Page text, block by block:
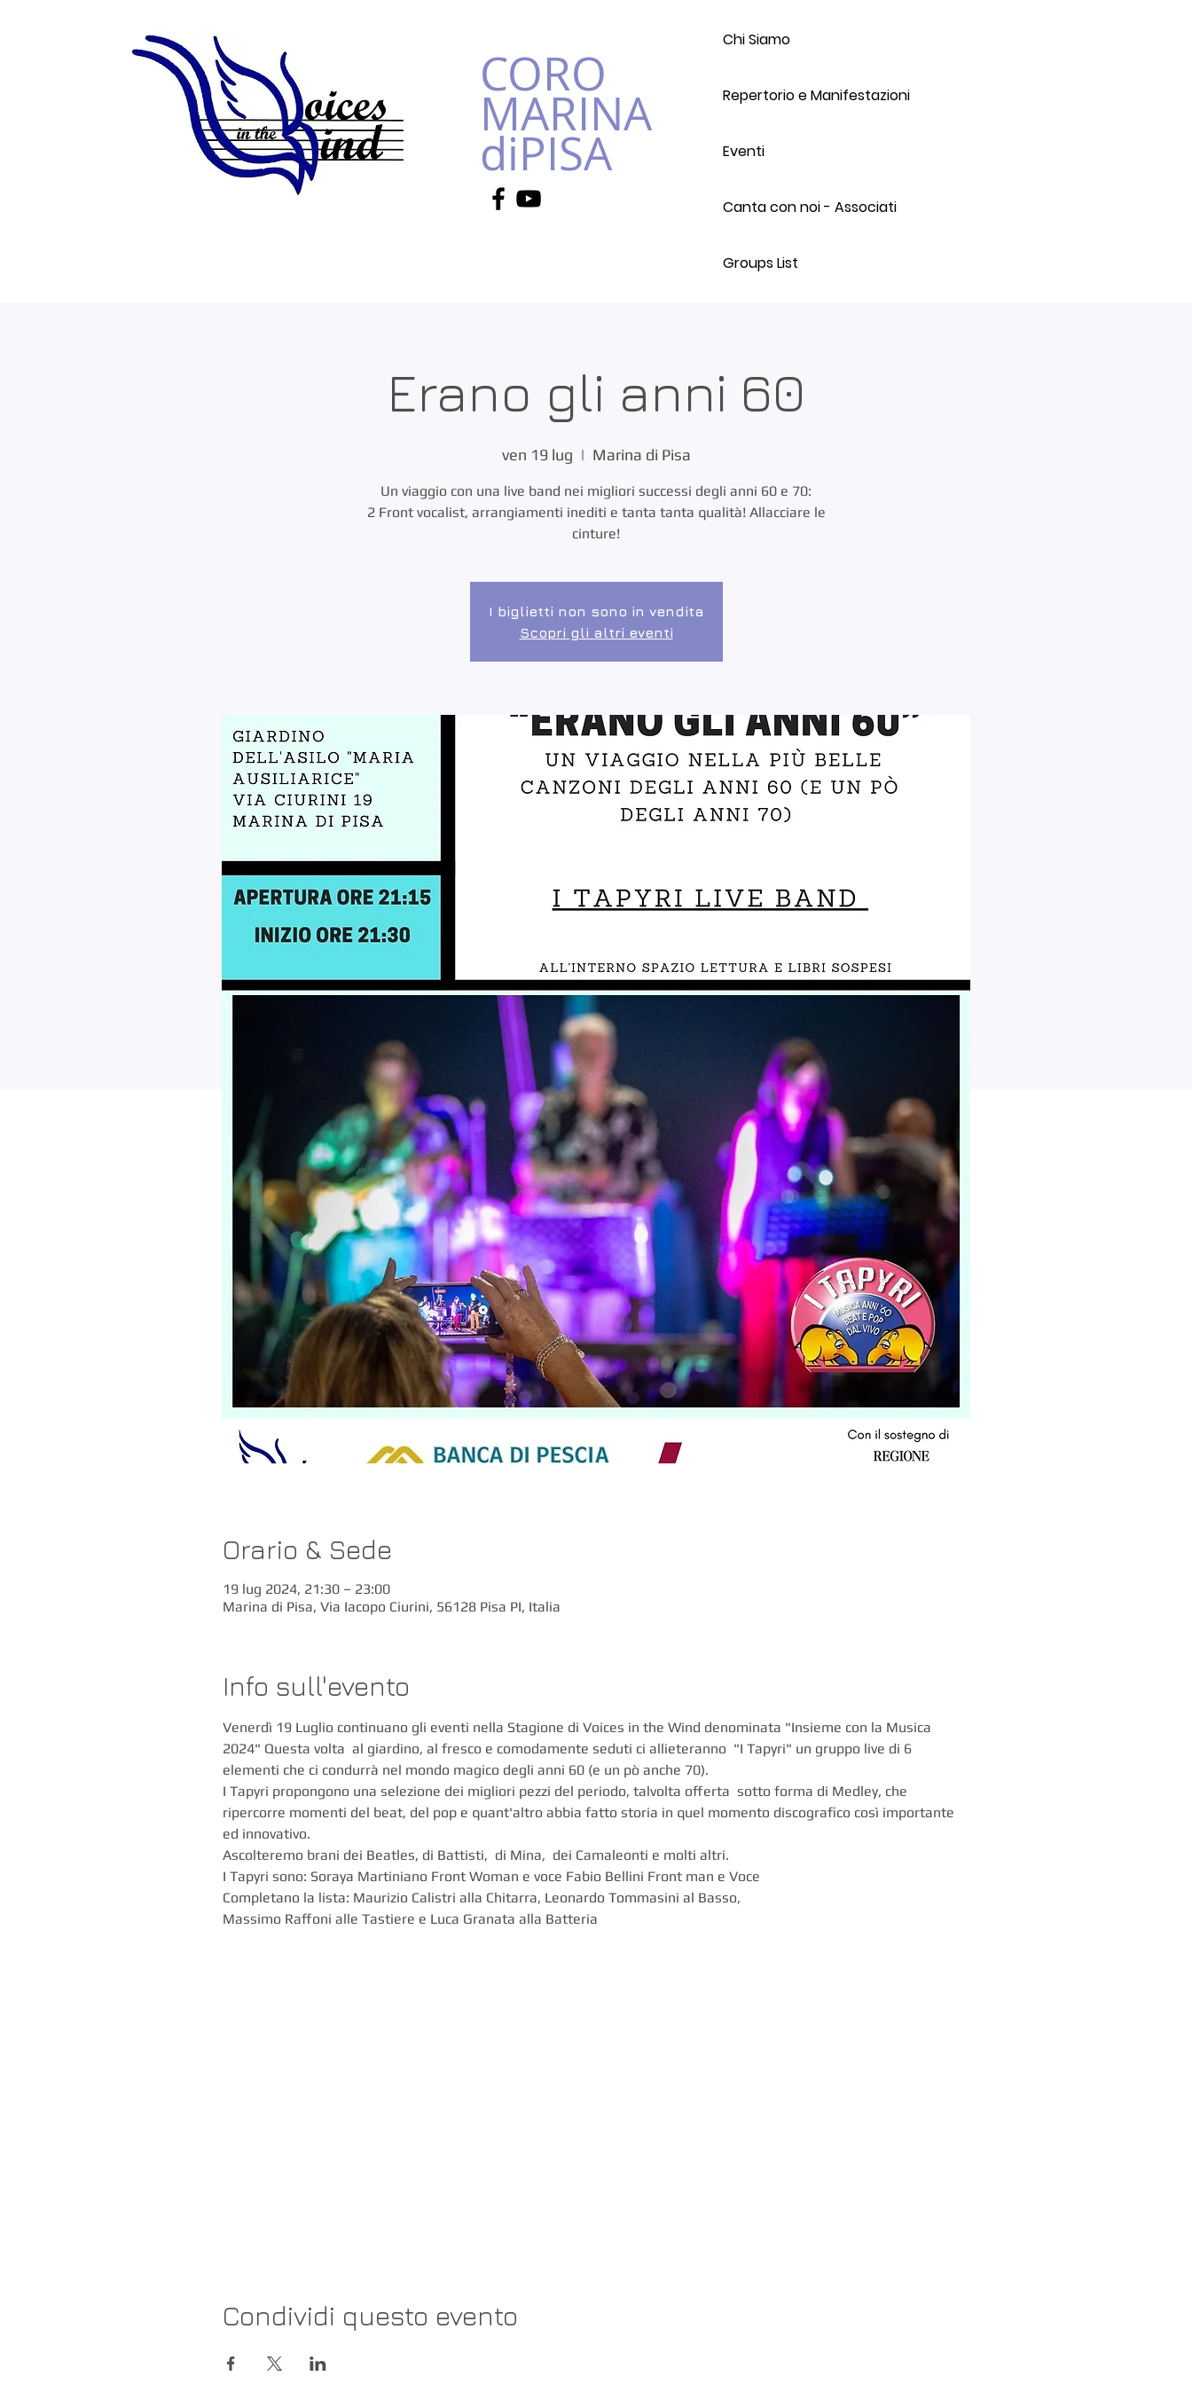
CORO
MARINA
diPISA
Chi Siamo
Repertorio e Manifestazioni
Eventi
Canta con noi - Associati
Groups List
Erano gli anni 60
ven 19 lug
  |
Marina di Pisa
Un viaggio con una live band nei migliori successi degli anni 60 e 70:
2 Front vocalist, arrangiamenti inediti e tanta tanta qualità! Allacciare le
cinture!
I biglietti non sono in vendita
Scopri gli altri eventi
Orario & Sede
19 lug 2024, 21:30 – 23:00
Marina di Pisa, Via Iacopo Ciurini, 56128 Pisa PI, Italia
Info sull'evento
Venerdì 19 Luglio continuano gli eventi nella Stagione di Voices in the Wind denominata "Insieme con la Musica
2024" Questa volta  al giardino, al fresco e comodamente seduti ci allieteranno  "I Tapyri" un gruppo live di 6
elementi che ci condurrà nel mondo magico degli anni 60 (e un pò anche 70).
I Tapyri propongono una selezione dei migliori pezzi del periodo, talvolta offerta  sotto forma di Medley, che
ripercorre momenti del beat, del pop e quant'altro abbia fatto storia in quel momento discografico così importante
ed innovativo.
Ascolteremo brani dei Beatles, di Battisti,  di Mina,  dei Camaleonti e molti altri.
I Tapyri sono: Soraya Martiniano Front Woman e voce Fabio Bellini Front man e Voce
Completano la lista: Maurizio Calistri alla Chitarra, Leonardo Tommasini al Basso,
Massimo Raffoni alle Tastiere e Luca Granata alla Batteria
Condividi questo evento